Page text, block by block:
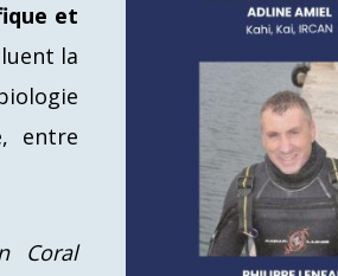
et
la
entre
Coral